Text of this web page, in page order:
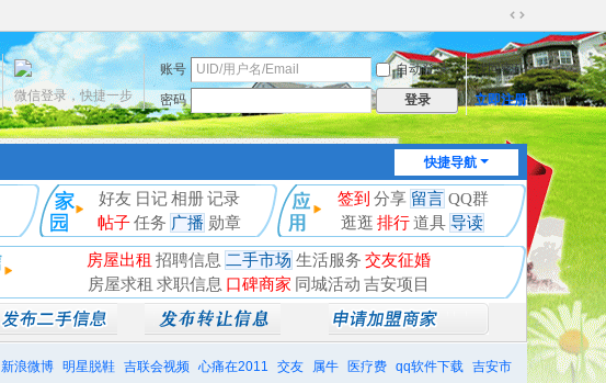
切
换
到
宽
版
账号 自动登录
找回密码
密码
登录 立即注册
微信登录，快捷一步
快捷导航
好友 日记相册记录
帖子任务 广播 勋章
签到 分享 留言 QQ群
逛逛 排行道具 导读
房屋出租 招聘信息 二手市场 生活服务 交友征婚
房屋求租 求职信息 口碑商家 同城活动 吉安项目
新浪微博 明星脱鞋 吉联会视频 心痛在2011 交友 属牛 医疗费 qq软件下载 吉安市